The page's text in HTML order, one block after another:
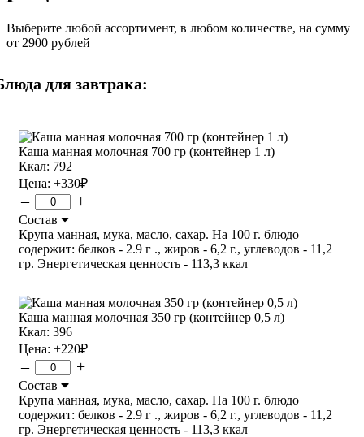
Выберите любой ассортимент, в любом количестве, на сумму
от 2900 рублей
для завтрака:
Каша манная молочная 700 гр (контейнер 1 л)
Ккал: 792
Цена: +330₽
– +
Состав
Крупа манная, мука, масло, сахар. На 100 г. блюдо
содержит: белков - 2.9 г ., жиров - 6,2 г., углеводов - 11,2
гр. Энергетическая ценность - 113,3 ккал
Каша манная молочная 350 гр (контейнер 0,5 л)
Ккал: 396
Цена: +220₽
– +
Состав
Крупа манная, мука, масло, сахар. На 100 г. блюдо
содержит: белков - 2.9 г ., жиров - 6,2 г., углеводов - 11,2
гр. Энергетическая ценность - 113,3 ккал